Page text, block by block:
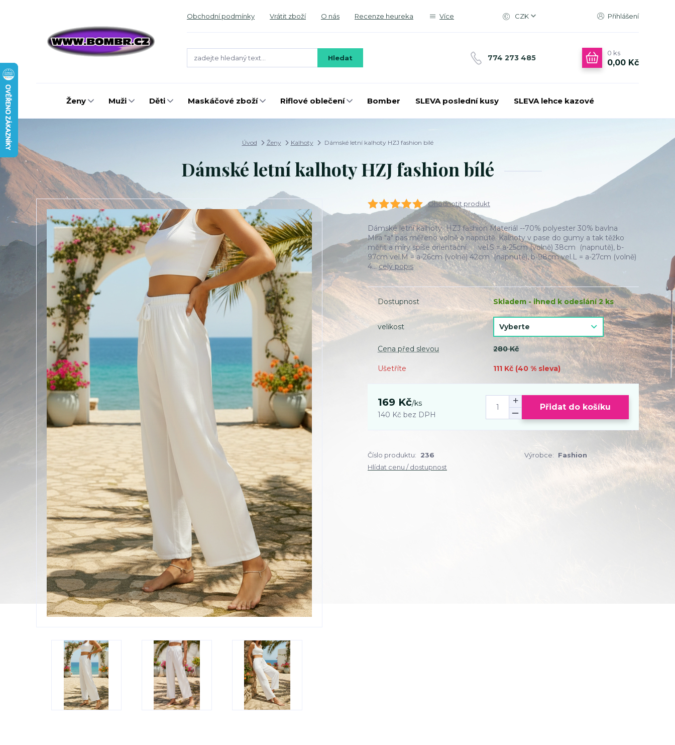
Obchodní podmínky Vrátit zboží O nás Recenze heureka Více CZK Přihlášení
Hledat 774 273 485
0 ks
0,00 Kč
Ženy Muži Děti Maskáčové zboží Riflové oblečení Bomber SLEVA poslední kusy SLEVA lehce kazové
Úvod Ženy Kalhoty Dámské letní kalhoty HZJ fashion bílé
Dámské letní kalhoty HZJ fashion bílé
Ohodnotit produkt
Dámské letní kalhoty HZJ fashion Materiál --70% polyester 30% bavlna
Míra "a" pas měřeno volně a napnutě. Kalhoty v pase do gumy a tak těžko
měřit a míry spíše orientační. vel.S = a-25cm (volně) 38cm (napnutě), b-
97cm vel.M = a-26cm (volně) 42cm (napnutě), b-98cm vel.L = a-27cm (volně)
4...celý popis
Dostupnost Skladem - ihned k odeslání 2 ks
velikost
Cena před slevou 280 Kč
Ušetříte 111 Kč (40 % sleva)
169 Kč/ks
140 Kč bez DPH
Přidat do košíku
Číslo produktu: 236 Výrobce:
Fashion
Hlídat cenu / dostupnost